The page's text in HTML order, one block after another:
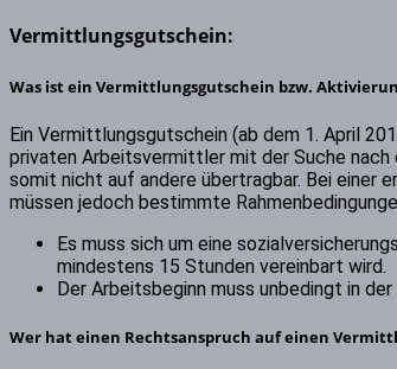
Vermittlungsgutschein:
Was ist ein Vermittlungsgutschein bzw.
Ein Vermittlungsgutschein (ab dem 1. April
privaten Arbeitsvermittler mit der Suche
somit nicht auf andere übertragbar. Bei einer
müssen jedoch bestimmte
Es muss sich um eine
mindestens 15 Stunden vereinbart wird.
Der Arbeitsbeginn muss unbedingt in
Wer hat einen Rechtsanspruch auf einen